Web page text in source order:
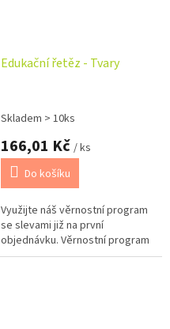
Edukační řetěz - Tvary
Skladem > 10ks
166,01 Kč / ks
Do košíku
Využijte náš věrnostní program
se slevami již na první
objednávku. Věrnostní program